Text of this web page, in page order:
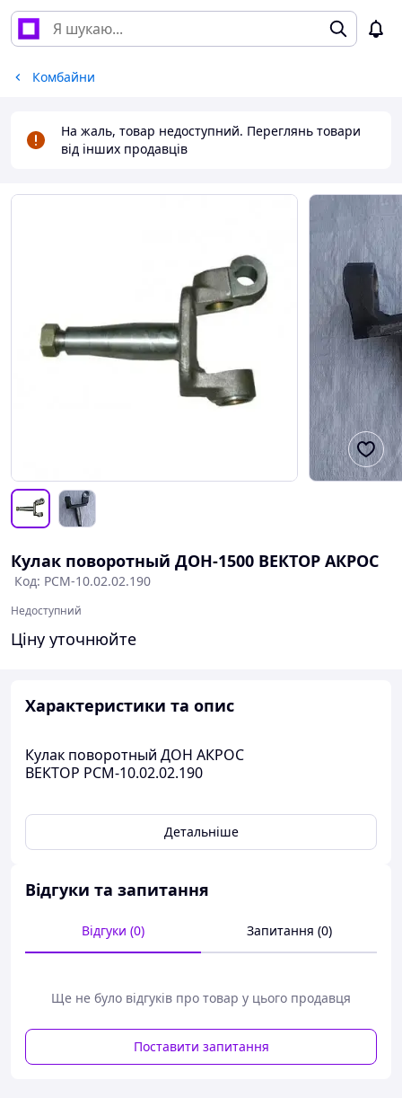
Комбайни
На жаль, товар недоступний. Переглянь товари
від інших продавців
Кулак поворотный ДОН-1500 ВЕКТОР АКРОС
Код: РСМ-10.02.02.190
Недоступний
Ціну уточнюйте
Характеристики та опис
Кулак поворотный ДОН АКРОС
ВЕКТОР РСМ-10.02.02.190
Детальніше
Відгуки та запитання
Відгуки (0) Запитання (0)
Ще не було відгуків про товар у цього продавця
Поставити запитання